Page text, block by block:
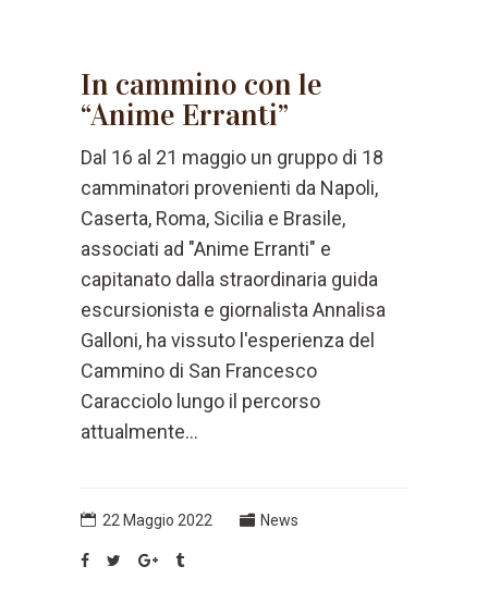
In cammino con le
“Anime Erranti”
Dal 16 al 21 maggio un gruppo di 18
camminatori provenienti da Napoli,
Caserta, Roma, Sicilia e Brasile,
associati ad "Anime Erranti" e
capitanato dalla straordinaria guida
escursionista e giornalista Annalisa
Galloni, ha vissuto l'esperienza del
Cammino di San Francesco
Caracciolo lungo il percorso
attualmente...
22 Maggio 2022 News